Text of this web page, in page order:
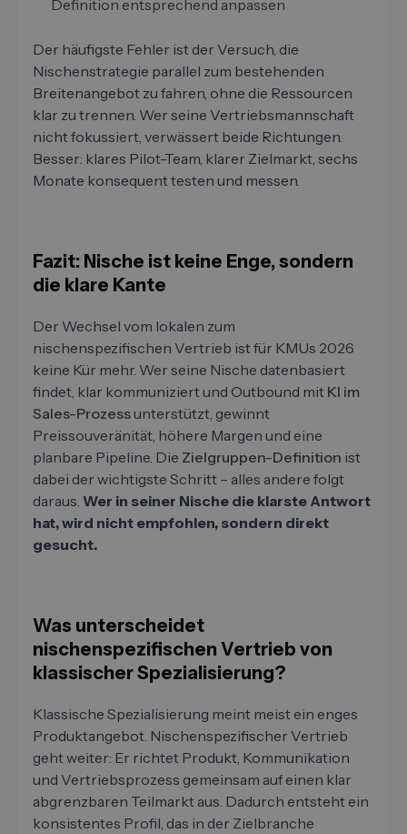
Definition entsprechend anpassen
Der häufigste Fehler ist der Versuch, die
Nischenstrategie parallel zum bestehenden
Breitenangebot zu fahren, ohne die Ressourcen
klar zu trennen. Wer seine Vertriebsmannschaft
nicht fokussiert, verwässert beide Richtungen.
Besser: klares Pilot-Team, klarer Zielmarkt, sechs
Monate konsequent testen und messen.
Fazit: Nische ist keine Enge, sondern
die klare Kante
Der Wechsel vom lokalen zum
nischenspezifischen Vertrieb ist für KMUs 2026
keine Kür mehr. Wer seine Nische datenbasiert
findet, klar kommuniziert und Outbound mit KI im
Sales-Prozessunterstützt, gewinnt
Preissouveränität, höhere Margen und eine
planbare Pipeline. Die Zielgruppen-Definition ist
dabei der wichtigste Schritt – alles andere folgt
daraus. Wer in seiner Nische die klarste Antwort
hat, wird nicht empfohlen, sondern direkt
gesucht.
Was unterscheidet
nischenspezifischen Vertrieb von
klassischer Spezialisierung?
Klassische Spezialisierung meint meist ein enges
Produktangebot. Nischenspezifischer Vertrieb
geht weiter: Er richtet Produkt, Kommunikation
und Vertriebsprozess gemeinsam auf einen klar
abgrenzbaren Teilmarkt aus. Dadurch entsteht ein
konsistentes Profil, das in der Zielbranche